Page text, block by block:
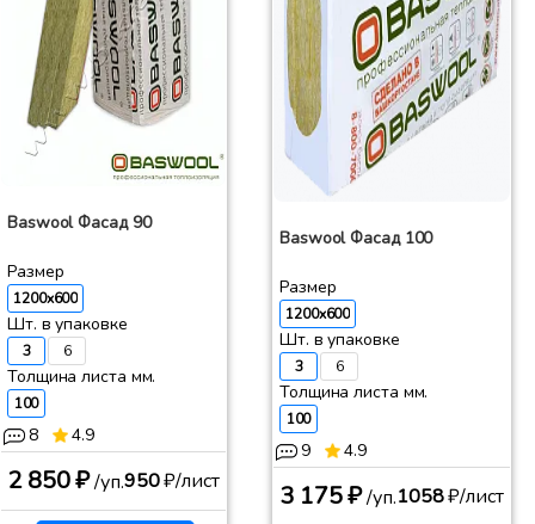
Baswool Фасад 90
Размер
1200x600
Шт. в упаковке
3 6
Толщина листа мм.
100
8 4.9
2 850 ₽/уп.950₽/лист
Baswool Фасад 100
Размер
1200x600
Шт. в упаковке
3 6
Толщина листа мм.
100
9 4.9
3 175 ₽/уп.1058₽/лист